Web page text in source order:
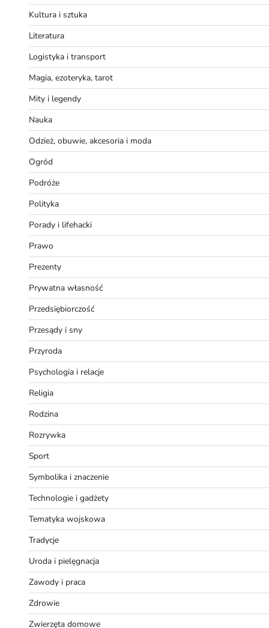
Kultura i sztuka
Literatura
Logistyka i transport
Magia, ezoteryka, tarot
Mity i legendy
Nauka
Odzież, obuwie, akcesoria i moda
Ogród
Podróże
Polityka
Porady i lifehacki
Prawo
Prezenty
Prywatna własność
Przedsiębiorczość
Przesądy i sny
Przyroda
Psychologia i relacje
Religia
Rodzina
Rozrywka
Sport
Symbolika i znaczenie
Technologie i gadżety
Tematyka wojskowa
Tradycje
Uroda i pielęgnacja
Zawody i praca
Zdrowie
Zwierzęta domowe